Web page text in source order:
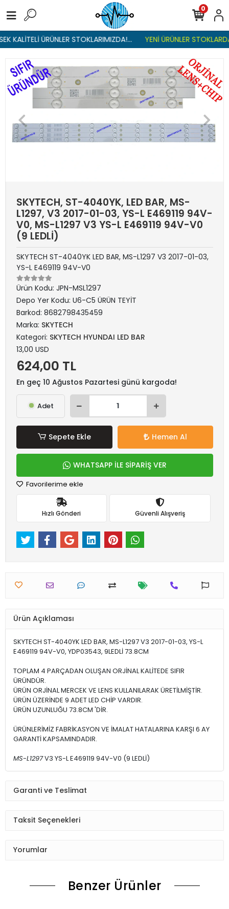
KALİTELİ ÜRÜNLER STOKLARIMIZDA!... YENİ ÜRÜNLER
0
SKYTECH, ST-4040YK, LED BAR, MS-
L1297, V3 2017-01-03, YS-L E469119 94V-
V0, MS-L1297 V3 YS-L E469119 94V-V0
(9 LEDLİ)
SKYTECH ST-4040YK LED BAR, MS-L1297 V3 2017-01-03,
YS-L E469119 94V-V0
Ürün Kodu: JPN-MSL1297
Depo Yer Kodu: U6-C5 ÜRÜN TEYİT
Barkod: 8682798435459
Marka: SKYTECH
Kategori: SKYTECH HYUNDAI LED BAR
13,00 USD
624,00 TL
En geç 10 Ağustos Pazartesi günü kargoda!
Adet
Sepete Ekle Hemen Al
WHATSAPP İLE SİPARİŞ VER
Favorilerime ekle
Hızlı Gönderi Güvenli Alışveriş
Ürün Açıklaması
SKYTECH ST-4040YK LED BAR, MS-L1297 V3 2017-01-03, YS-L
E469119 94V-V0, YDP03543, 9LEDLİ 73.8CM
TOPLAM 4 PARÇADAN OLUŞAN ORJİNAL KALİTEDE SIFIR
ÜRÜNDÜR.
ÜRÜN ORJİNAL MERCEK VE LENS KULLANILARAK ÜRETİLMİŞTİR.
ÜRÜN ÜZERİNDE 9 ADET LED CHİP VARDIR.
ÜRÜN UZUNLUĞU 73.8CM 'DİR.
ÜRÜNLERİMİZ FABRİKASYON VE İMALAT HATALARINA KARŞI 6 AY
GARANTİ KAPSAMINDADIR.
MS-L1297V3 YS-L E469119 94V-V0 (9 LEDLİ)
Garanti ve Teslimat
Taksit Seçenekleri
Yorumlar
Benzer Ürünler